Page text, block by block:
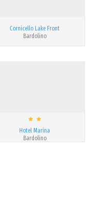
Cornicello Lake Front
Bardolino
Hotel Marina
Bardolino